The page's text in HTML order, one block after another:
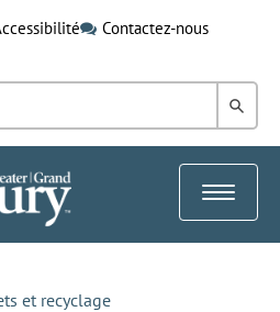
Contactez-nous
dans
Toggle
et recyclage